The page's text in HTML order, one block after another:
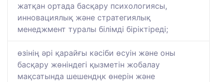
жатқан ортада басқару психологиясы,
инновациялық және стратегиялық
менеджмент туралы білімді біріктіреді;
өзінің әрі қарайғы кәсіби өсуін және оны
басқару жөніндегі қызметін жобалау
мақсатында шешендңк өнерін және